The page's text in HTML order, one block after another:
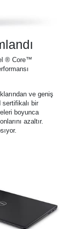
® Core™
ve geniş
bir
boyunca
azaltır.